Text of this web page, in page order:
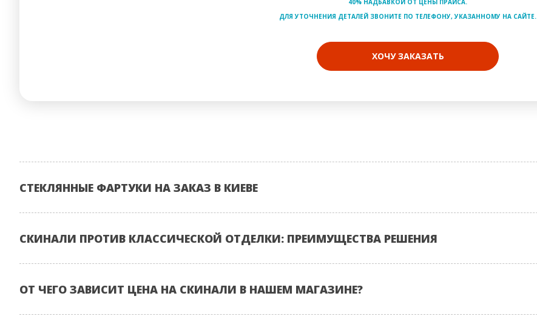
40% НАДБАВКОЙ ОТ ЦЕНЫ ПРАЙСА.
ДЛЯ УТОЧНЕНИЯ ДЕТАЛЕЙ ЗВОНИТЕ ПО ТЕЛЕФОНУ, УКАЗАННОМУ НА САЙТЕ.
ХОЧУ ЗАКАЗАТЬ
СТЕКЛЯННЫЕ ФАРТУКИ НА ЗАКАЗ В КИЕВЕ
СКИНАЛИ ПРОТИВ КЛАССИЧЕСКОЙ ОТДЕЛКИ: ПРЕИМУЩЕСТВА РЕШЕНИЯ
ОТ ЧЕГО ЗАВИСИТ ЦЕНА НА СКИНАЛИ В НАШЕМ МАГАЗИНЕ?